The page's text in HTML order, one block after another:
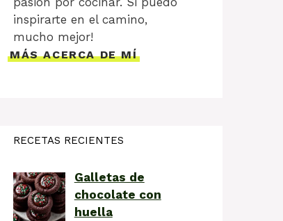
inspirarte en el camino,
mucho mejor!
MÁS ACERCA DE MÍ
RECETAS RECIENTES
Galletas de
chocolate con
huella